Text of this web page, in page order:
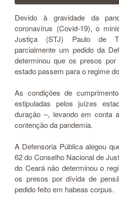
Devido à gravidade da
coronavírus (Covid-19), o
Justiça (STJ) Paulo de
parcialmente um pedido da
determinou que os presos
estado passem para o regime
As condições de
estipuladas pelos juízes
duração –, levando em conta
contenção da pandemia.
A Defensoria Pública alegou
62 do Conselho Nacional de
do Ceará não determinou o
os presos por dívida de
pedido feito em habeas corpus.